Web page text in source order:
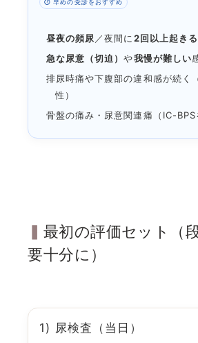
⏱️ 早めの受診をおすすめ
昼夜の頻尿／夜間に2回以上起きる
急な尿意（切迫）や我慢が難しい
排尿時痛や下腹部の違和感が続く
性）
骨盤の痛み・尿意関連痛（IC-BPS
最初の評価セット（
要十分に）
1) 尿検査（当日）